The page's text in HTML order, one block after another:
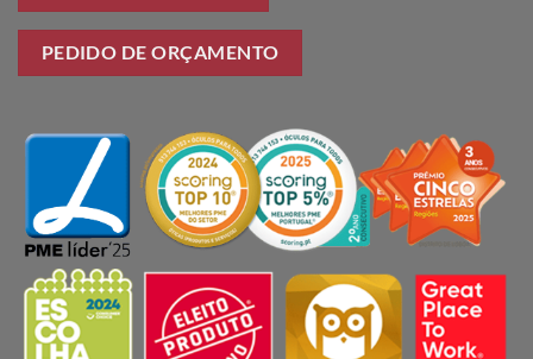
PEDIDO DE ORÇAMENTO